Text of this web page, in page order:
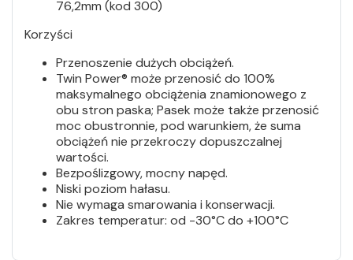
76,2mm (kod 300)
Korzyści
Przenoszenie dużych obciążeń.
Twin Power® może przenosić do 100%
maksymalnego obciążenia znamionowego z
obu stron paska; Pasek może także przenosić
moc obustronnie, pod warunkiem, że suma
obciążeń nie przekroczy dopuszczalnej
wartości.
Bezpoślizgowy, mocny napęd.
Niski poziom hałasu.
Nie wymaga smarowania i konserwacji.
Zakres temperatur: od -30°C do +100°C